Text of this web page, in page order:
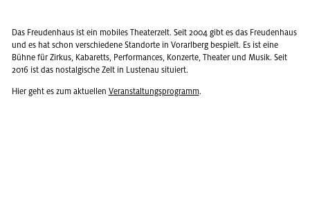
Das Freu­den­haus ist ein mo­bi­les Thea­ter­zelt. Seit 2004 gibt es das Freu­den­haus
und es hat schon ver­schie­de­ne Stand­or­te in Vor­arl­berg be­spielt. Es ist eine
Bühne für Zir­kus, Ka­ba­retts, Per­for­man­ces, Kon­zer­te, Thea­ter und Musik. Seit
2016 ist das nost­al­gi­sche Zelt in Lus­ten­au si­tu­iert.
Hier geht es zum ak­tu­el­len Ver­an­stal­tungs­pro­gramm.